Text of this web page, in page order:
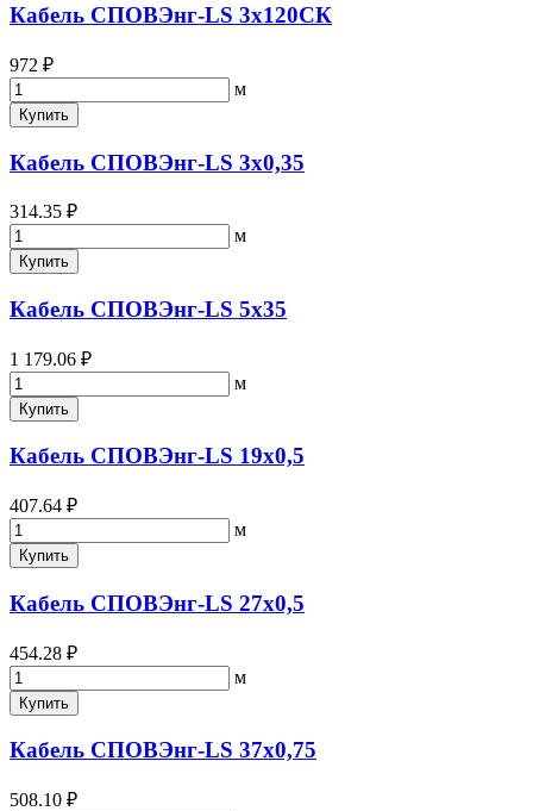
Кабель СПОВЭнг-LS 3х120СК
972 ₽
м
Купить
Кабель СПОВЭнг-LS 3х0,35
314.35 ₽
м
Купить
Кабель СПОВЭнг-LS 5х35
1 179.06 ₽
м
Купить
Кабель СПОВЭнг-LS 19х0,5
407.64 ₽
м
Купить
Кабель СПОВЭнг-LS 27х0,5
454.28 ₽
м
Купить
Кабель СПОВЭнг-LS 37х0,75
508.10 ₽